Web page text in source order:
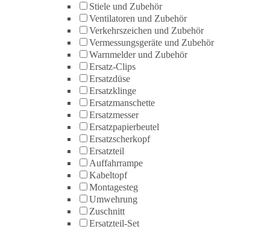
Stiele und Zubehör
Ventilatoren und Zubehör
Verkehrszeichen und Zubehör
Vermessungsgeräte und Zubehör
Warnmelder und Zubehör
Ersatz-Clips
Ersatzdüse
Ersatzklinge
Ersatzmanschette
Ersatzmesser
Ersatzpapierbeutel
Ersatzscherkopf
Ersatzteil
Auffahrrampe
Kabeltopf
Montagesteg
Umwehrung
Zuschnitt
Ersatzteil-Set